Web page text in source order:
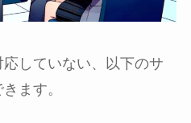
していない、以下のサ
ます。